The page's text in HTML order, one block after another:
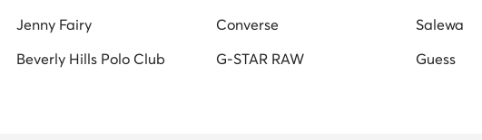
Jenny Fairy Converse Salewa
Beverly Hills Polo Club G-STAR RAW Guess